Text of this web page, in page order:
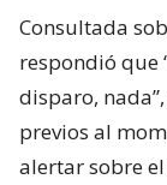
Consultada
respondió que
disparo,
previos al
alertar sobre